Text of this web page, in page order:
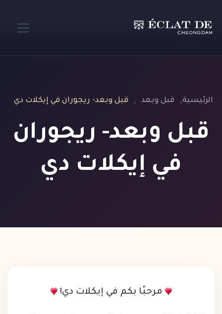
الرئيسية قبل وبعد قبل وبعد- ريجوران في إيكلات دي
قبل وبعد- ريجوران
في إيكلات دي
مرحبًا بكم في إيكلات دي!